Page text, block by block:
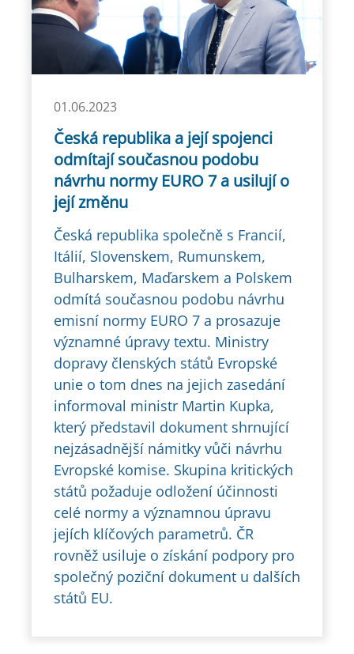
01.06.2023
Česká republika a její spojenci
odmítají současnou podobu
návrhu normy EURO 7 a usilují o
její změnu
Česká republika společně s Francií,
Itálií, Slovenskem, Rumunskem,
Bulharskem, Maďarskem a Polskem
odmítá současnou podobu návrhu
emisní normy EURO 7 a prosazuje
významné úpravy textu. Ministry
dopravy členských států Evropské
unie o tom dnes na jejich zasedání
informoval ministr Martin Kupka,
který představil dokument shrnující
nejzásadnější námitky vůči návrhu
Evropské komise. Skupina kritických
států požaduje odložení účinnosti
celé normy a významnou úpravu
jejích klíčových parametrů. ČR
rovněž usiluje o získání podpory pro
společný poziční dokument u dalších
států EU.